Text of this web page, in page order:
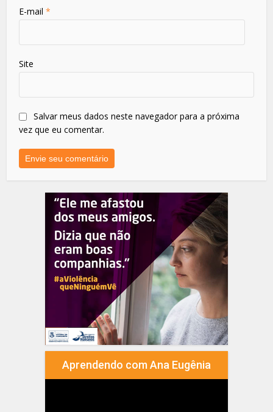
E-mail*
Site
Salvar meus dados neste navegador para a próxima
vez que eu comentar.
Aprendendo com Ana Eugênia